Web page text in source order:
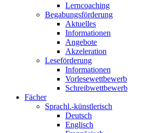
Lerncoaching
Begabungsförderung
Aktuelles
Informationen
Angebote
Akzeleration
Leseförderung
Informationen
Vorlesewettbewerb
Schreibwettbewerb
Fächer
Sprachl.-künstlerisch
Deutsch
Englisch